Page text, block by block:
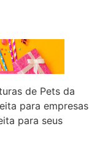
de Pets da
para empresas
para seus